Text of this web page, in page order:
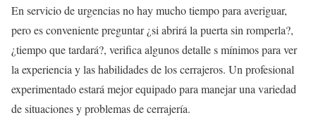
En servicio de urgencias no hay mucho tiempo para averiguar,
pero es conveniente preguntar ¿si abrirá la puerta sin romperla?,
¿tiempo que tardará?, verifica algunos detalle s mínimos para ver
la experiencia y las habilidades de los cerrajeros. Un profesional
experimentado estará mejor equipado para manejar una variedad
de situaciones y problemas de cerrajería.